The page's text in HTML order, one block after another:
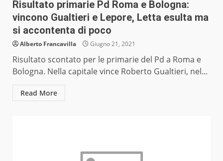
Risultato primarie Pd Roma e Bologna:
vincono Gualtieri e Lepore, Letta esulta ma
si accontenta di poco
Alberto Francavilla Giugno 21, 2021
Risultato scontato per le primarie del Pd a Roma e
Bologna. Nella capitale vince Roberto Gualtieri, nel...
Read More